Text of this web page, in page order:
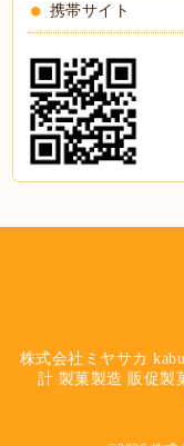
携帯サイト
株式会社ミヤサカ
計 製菓製造 販促製